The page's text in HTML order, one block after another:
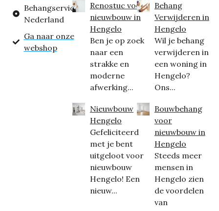
Behangservice
Nederland
Ga naar onze
webshop
Renostuc voor
nieuwbouw in
Hengelo
Ben je op zoek
naar een
strakke en
moderne
afwerking...
Nieuwbouw
Hengelo
Gefeliciteerd
met je bent
uitgeloot voor
nieuwbouw
Hengelo! Een
nieuw...
Behang
Verwijderen in
Hengelo
Wil je behang
verwijderen in
een woning in
Hengelo?
Ons...
Bouwbehang
voor
nieuwbouw in
Hengelo
Steeds meer
mensen in
Hengelo zien
de voordelen
van